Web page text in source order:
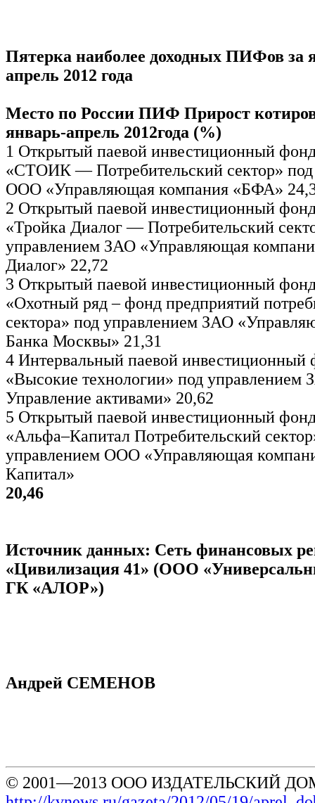
Пятерка наиболее доходных ПИФов за
апрель 2012 года
Место по России ПИФ Прирост
январь-апрель 2012года (%)
1 Открытый паевой инвестиционный
«СТОИК — Потребительский сектор» под
ООО «Управляющая компания «БФА»
2 Открытый паевой инвестиционный
«Тройка Диалог — Потребительский
управлением ЗАО «Управляющая
Диалог» 22,72
3 Открытый паевой инвестиционный
«Охотный ряд – фонд предприятий
сектора» под управлением ЗАО
Банка Москвы» 21,31
4 Интервальный паевой инвестиционный
«Высокие технологии» под управлением
Управление активами» 20,62
5 Открытый паевой инвестиционный
«Альфа–Капитал Потребительский
управлением ООО «Управляющая
Капитал»
20,46
Источник данных: Сеть финансовых
«Цивилизация 41» (ООО
ГК «АЛОР»)
Андрей СЕМЕНОВ
© 2001—2013 ООО ИЗДАТЕЛЬСКИЙ